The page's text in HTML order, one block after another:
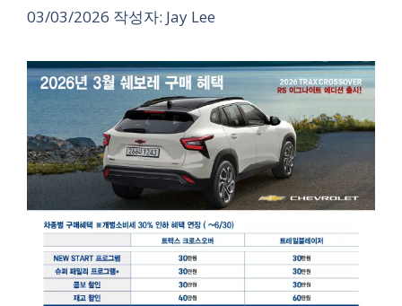
03/03/2026 작성자: Jay Lee